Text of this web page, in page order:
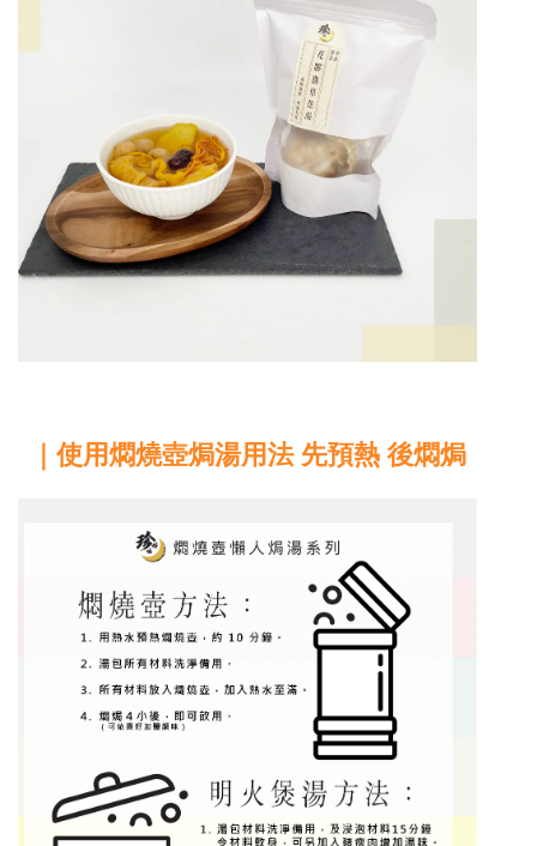
｜使用燜燒壺焗湯用法 先預熱 後燜焗